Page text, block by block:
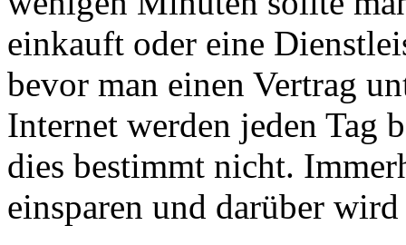
einkauft oder eine
bevor man einen Vertrag
Internet werden jeden Tag
dies bestimmt nicht.
einsparen und darüber